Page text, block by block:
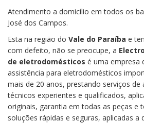
Atendimento a domicílio em todos os
José dos Campos.
Esta na região do Vale do Paraíba e
com defeito, não se preocupe, a
de eletrodomésticos é uma empresa
assistência para eletrodomésticos
mais de 20 anos, prestando serviços de
técnicos experientes e qualificados,
originais, garantia em todas as peças e
soluções rápidas e seguras, aplicadas a